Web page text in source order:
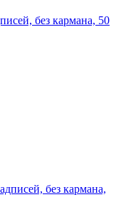
без кармана, 50